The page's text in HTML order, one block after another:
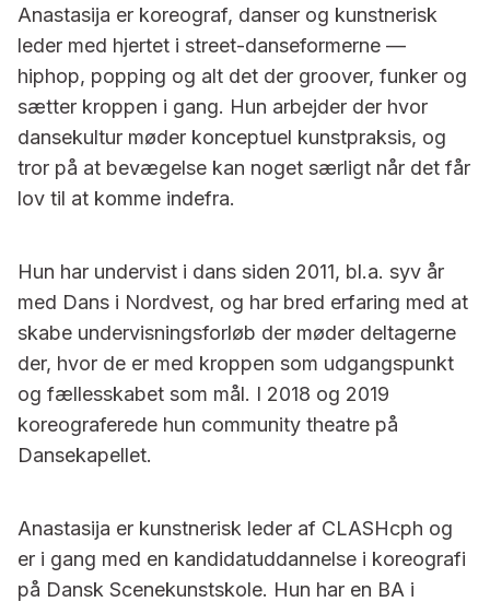
Anastasija er koreograf, danser og kunstnerisk
leder med hjertet i street-danseformerne —
hiphop, popping og alt det der groover, funker og
sætter kroppen i gang. Hun arbejder der hvor
dansekultur møder konceptuel kunstpraksis, og
tror på at bevægelse kan noget særligt når det får
lov til at komme indefra.
Hun har undervist i dans siden 2011, bl.a. syv år
med Dans i Nordvest, og har bred erfaring med at
skabe undervisningsforløb der møder deltagerne
der, hvor de er med kroppen som udgangspunkt
og fællesskabet som mål. I 2018 og 2019
koreograferede hun community theatre på
Dansekapellet.
Anastasija er kunstnerisk leder af CLASHcph og
er i gang med en kandidatuddannelse i koreografi
på Dansk Scenekunstskole. Hun har en BA i